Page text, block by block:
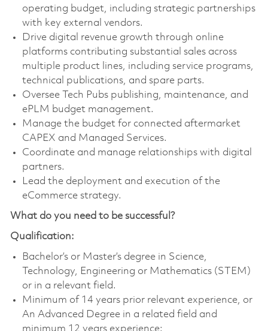
operating budget, including strategic partnerships
with key external vendors.
Drive digital revenue growth through online
platforms contributing substantial sales across
multiple product lines, including service programs,
technical publications, and spare parts.
Oversee Tech Pubs publishing, maintenance, and
ePLM budget management.
Manage the budget for connected aftermarket
CAPEX and Managed Services.
Coordinate and manage relationships with digital
partners.
Lead the deployment and execution of the
eCommerce strategy.
What do you need to be successful?
Qualification:
Bachelor’s or Master’s degree in Science,
Technology, Engineering or Mathematics (STEM)
or in a relevant field.
Minimum of 14 years prior relevant experience, or
An Advanced Degree in a related field and
minimum 12 years experience: